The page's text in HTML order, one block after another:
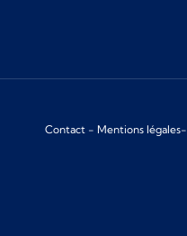
Contact - Mentions légales-